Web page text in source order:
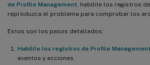
de Profile Management , habilite los registros
reproduzca el problema para comprobar los
Estos son los pasos detallados:
Habilite los registros de Profile
eventos y acciones.